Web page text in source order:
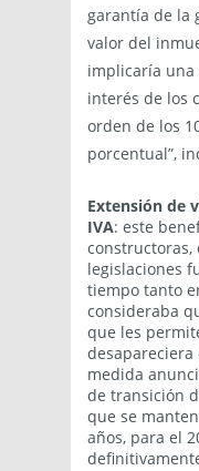
garantía de la
valor del
implicaría una
interés de los
orden de los
porcentual”,
Extensión de
IVA: este
constructoras,
legislaciones
tiempo tanto
consideraba
que les
desapareciera
medida
de transición
que se
años, para el